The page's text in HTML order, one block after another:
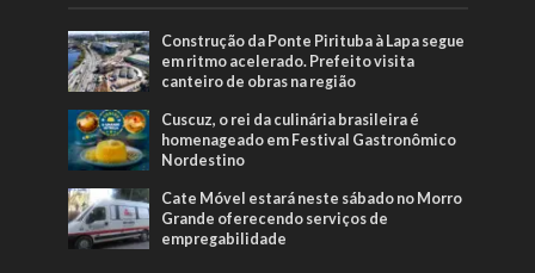
Construção da Ponte Pirituba à Lapa segue
em ritmo acelerado. Prefeito visita
canteiro de obras na região
Cuscuz, o rei da culinária brasileira é
homenageado em Festival Gastronômico
Nordestino
Cate Móvel estará neste sábado no Morro
Grande oferecendo serviços de
empregabilidade